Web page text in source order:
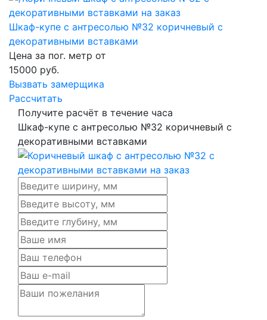
Шкаф-купе с антресолью №32 коричневый с
декоративными вставками
Цена за пог. метр от
15000 руб.
Вызвать замерщика
Рассчитать
Получите расчёт в течение часа
Шкаф-купе с антресолью №32 коричневый с
декоративными вставками